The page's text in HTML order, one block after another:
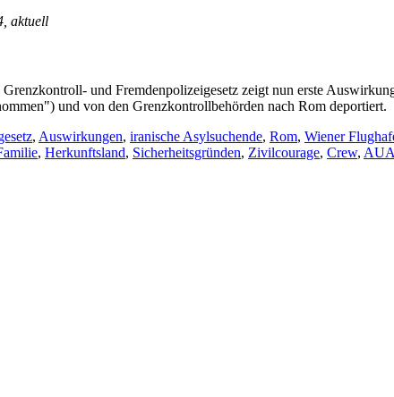
aktuell
und Fremdenpolizeigesetz zeigt nun erste
und von den Grenzkontrollbehörden nach Rom deportiert.
, Auswirkungen, iranische Asylsuchende, Rom, Wiener
, Herkunftsland, Sicherheitsgründen, Zivilcourage, Crew,